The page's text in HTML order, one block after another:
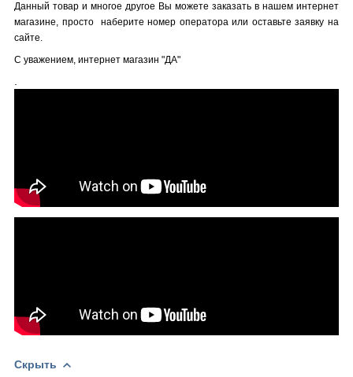
Данный товар и многое другое Вы можете заказать в нашем интернет
магазине, просто наберите номер оператора или оставьте заявку на
сайте.
С уважением, интернет магазин "ДА"
Скрыть